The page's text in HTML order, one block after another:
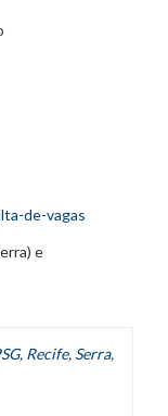
de-vagas
e
, Recife, Serra,